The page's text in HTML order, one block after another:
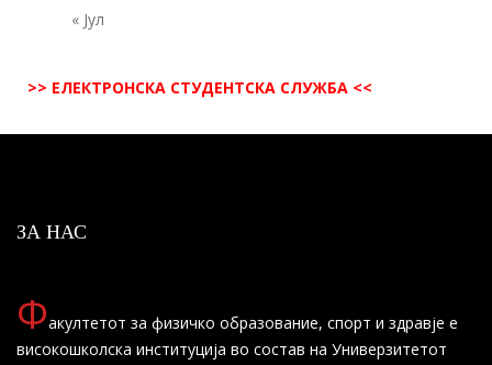
« Јул
>> ЕЛЕКТРОНСКА СТУДЕНТСКА СЛУЖБА <<
ЗА НАС
Факултетот за физичко образование, спорт и здравје е
високошколска институција во состав на Универзитетот